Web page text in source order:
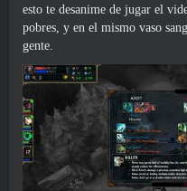
esto te desanime de jugar el
pobres, y en el mismo vaso
gente.